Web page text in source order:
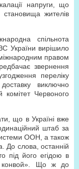
напруги, що
жителів
спільнота
України вирішило
міжнародним правом
звернення
переліку
виключно
Червоного
що в Україні вже
штаб за
ООН, а також
До слова, останній
під його егідою в
конвой». Що ж до